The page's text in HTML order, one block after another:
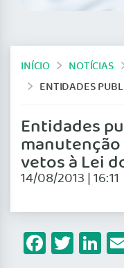
INÍCIO NOTÍCIAS
ENTIDADES PUBLICAM NOTA SOBRE MANUTENÇÃO DA LUTA
Entidades
vetos à Lei
14/08/2013 | 16:11